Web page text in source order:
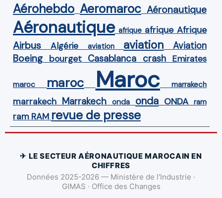
Aérohebdo Aeromaroc Aéronautique
Aéronautique afrique afrique Afrique
Airbus Algérie aviation aviation Aviation
Boeing bourget Casablanca crash Emirates
maroc maroc Maroc marrakech
marrakech Marrakech onda onda ONDA ram
ram RAM revue de presse
✈ LE SECTEUR AÉRONAUTIQUE MAROCAIN EN
CHIFFRES
Données 2025-2026 — Ministère de l'Industrie ·
GIMAS · Office des Changes